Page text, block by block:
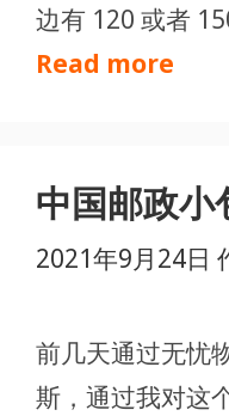
边有 120 或者
Read more
中国邮政小
2021年9月24日
前几天通过无忧
斯，通过我对这